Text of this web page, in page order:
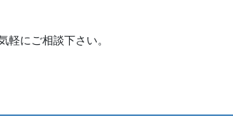
軽にご相談下さい。